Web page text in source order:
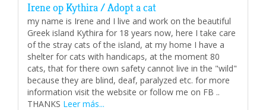
Irene op Kythira / Adopt a cat
my name is Irene and I live and work on the beautiful
Greek island Kythira for 18 years now, here I take care
of the stray cats of the island, at my home I have a
shelter for cats with handicaps, at the moment 80
cats, that for there own safety cannot live in the "wild"
because they are blind, deaf, paralyzed etc. for more
information visit the website or follow me on FB ..
THANKS Leer más...